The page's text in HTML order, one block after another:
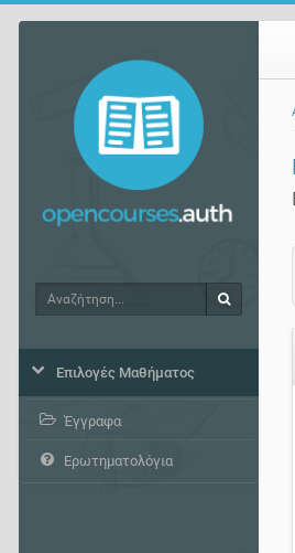
Αναζήτηση
Επιλογές Μαθήματος
Έγγραφα
Ερωτηματολόγια